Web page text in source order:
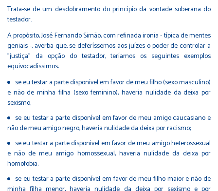
Trata-se de um desdobramento do princípio da vontade soberana do
testador.
A propósito, José Fernando Simão, com reﬁnada ironia - típica de mentes
geniais -, averba que, se deferíssemos aos juízes o poder de controlar a
"justiça" da opção do testador, teríamos os seguintes exemplos
equivocadíssimos:
se eu testar a parte disponível em favor de meu ﬁlho (sexo masculino)
e não de minha ﬁlha (sexo feminino), haveria nulidade da deixa por
sexismo;
se eu testar a parte disponível em favor de meu amigo caucasiano e
não de meu amigo negro, haveria nulidade da deixa por racismo;
se eu testar a parte disponível em favor de meu amigo heterossexual
e não de meu amigo homossexual, haveria nulidade da deixa por
homofobia;
se eu testar a parte disponível em favor de meu ﬁlho maior e não de